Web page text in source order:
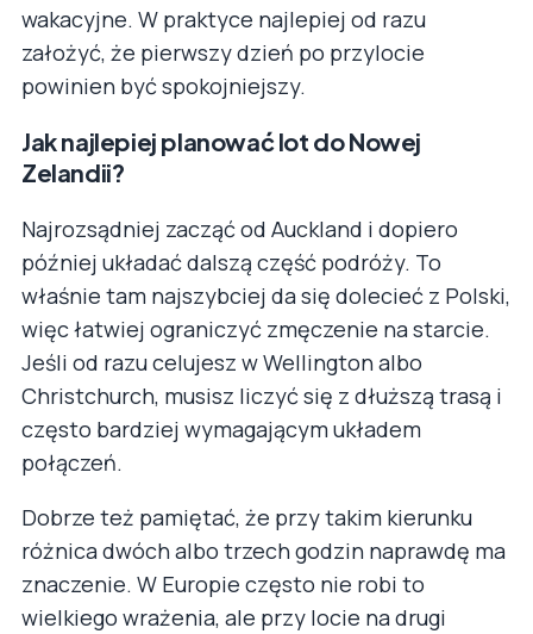
wakacyjne. W praktyce najlepiej od razu
założyć, że pierwszy dzień po przylocie
powinien być spokojniejszy.
Jak najlepiej planować lot do Nowej
Zelandii?
Najrozsądniej zacząć od Auckland i dopiero
później układać dalszą część podróży. To
właśnie tam najszybciej da się dolecieć z Polski,
więc łatwiej ograniczyć zmęczenie na starcie.
Jeśli od razu celujesz w Wellington albo
Christchurch, musisz liczyć się z dłuższą trasą i
często bardziej wymagającym układem
połączeń.
Dobrze też pamiętać, że przy takim kierunku
różnica dwóch albo trzech godzin naprawdę ma
znaczenie. W Europie często nie robi to
wielkiego wrażenia, ale przy locie na drugi